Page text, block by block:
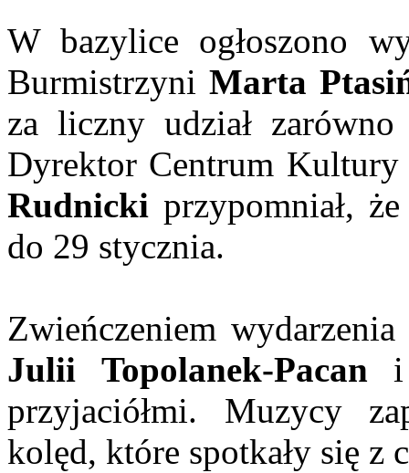
W bazylice ogłoszono
Burmistrzyni Marta
za liczny udział
Dyrektor Centrum
Rudnicki przypomniał,
do 29 stycznia.
Zwieńczeniem
Julii Topolanek-Pacan
przyjaciółmi. Muzycy
kolęd, które spotkały się z